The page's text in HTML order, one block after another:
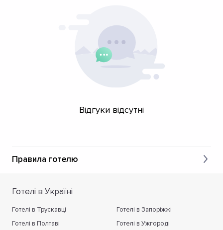
Відгуки відсутні
Правила готелю
Готелі в Україні
Готелі в Трускавці
Готелі в Запоріжжі
Готелі в Полтаві
Готелі в Ужгороді